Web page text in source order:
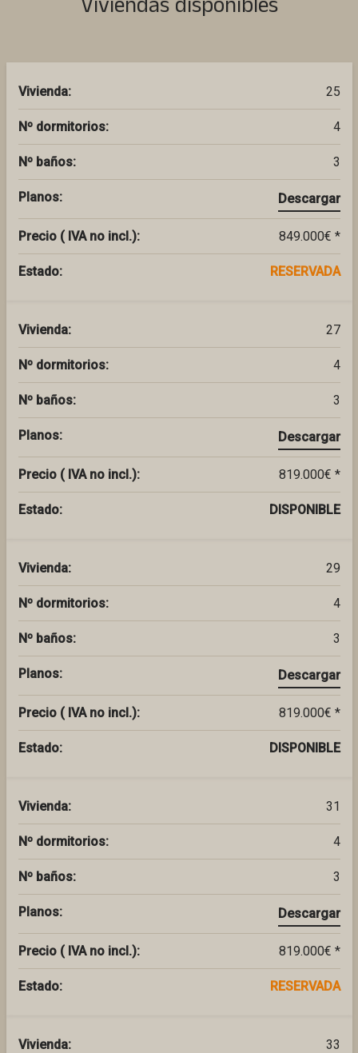
Viviendas disponibles
Vivienda: 25
Nº dormitorios: 4
Nº baños: 3
Planos: Descargar
Precio ( IVA no incl.): 849.000€ *
Estado: RESERVADA
Vivienda: 27
Nº dormitorios: 4
Nº baños: 3
Planos: Descargar
Precio ( IVA no incl.): 819.000€ *
Estado: DISPONIBLE
Vivienda: 29
Nº dormitorios: 4
Nº baños: 3
Planos: Descargar
Precio ( IVA no incl.): 819.000€ *
Estado: DISPONIBLE
Vivienda: 31
Nº dormitorios: 4
Nº baños: 3
Planos: Descargar
Precio ( IVA no incl.): 819.000€ *
Estado: RESERVADA
Vivienda: 33